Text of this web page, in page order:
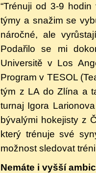
“Trénuji od 3-9
týmy a snažim se
náročné, ale
Podařilo se mi
Universitě v Los
Program v TESOL
tým z LA do Zlína a
turnaj Igora
bývalými hokejisty z
který trénuje své
možnost sledovat
Nemáte i vyšší